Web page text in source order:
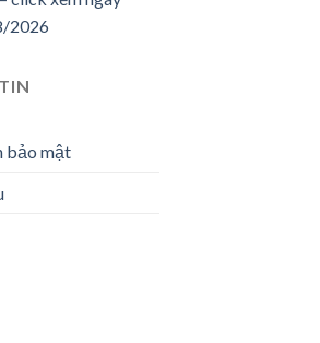
2026
bảo mật